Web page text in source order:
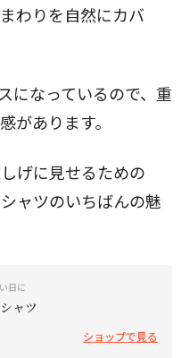
わりを自然にカバ
になっているので、重
があります。
げに見せるための
ャツのいちばんの魅
日に
ャツ
ショップで見る